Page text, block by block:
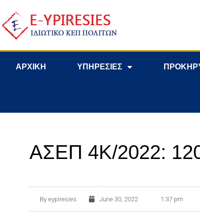
ΑΡΧΙΚΗ ΥΠΗΡΕΣΙΕΣ
ΑΣΕΠ 4Κ/2022:
By eypiresies June 30, 2022 1:37 pm